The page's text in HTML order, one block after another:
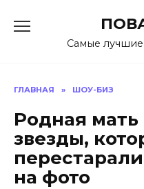
содержаниюСамые
ГЛАВНАЯ » ШОУ-БИЗ
Родная мать
звезды,
на фото